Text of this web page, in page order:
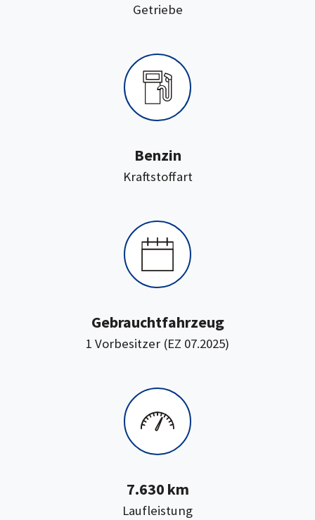
Getriebe:
Kraftstoffart:
Benzin
1 Vorbesitzer (EZ 07.2025)
Gebrauchtfahrzeug
Laufleistung:
7.630 km